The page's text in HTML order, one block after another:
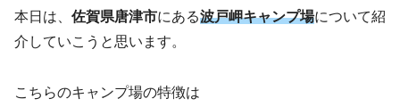
本日は、 佐賀県唐津市にある波戸岬キャンプ場について紹
介していこうと思います。
こちらのキャンプ場の特徴は